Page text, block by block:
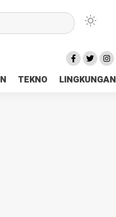
TEKNO LINGKUNGAN
Tanah Papua
Rp23 Miliar Disorot